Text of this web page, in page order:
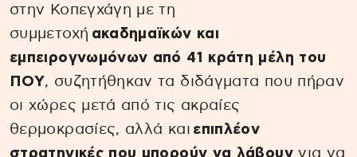
στην Κοπεγχάγη με τη
συμμετοχή ακαδημαϊκών και
εμπειρογνωμόνων από 41 κράτη μέλη του
ΠΟΥ, συζητήθηκαν τα διδάγματα που πήραν
οι χώρες μετά από τις ακραίες
θερμοκρασίες, αλλά και επιπλέον
στρατηγικές που μπορούν να λάβουνγια να